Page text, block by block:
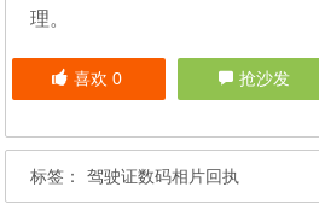
理。
喜欢 0 抢沙发
标签： 驾驶证数码相片回执